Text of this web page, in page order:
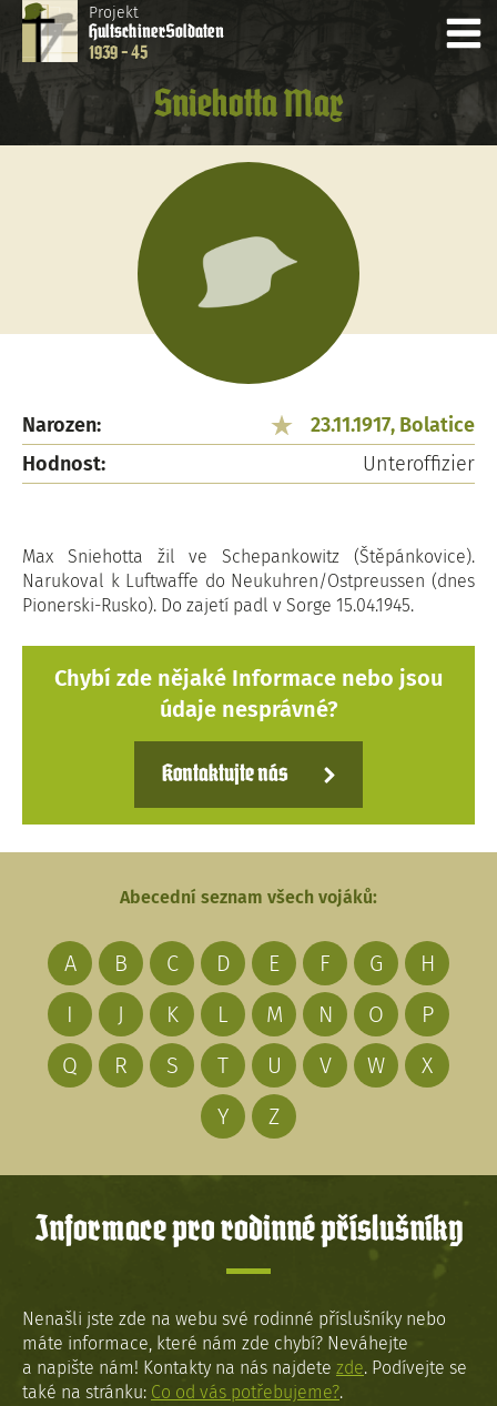
Projekt
HultschinerSoldaten
1939 - 45
Sniehotta Max
Narozen:
23.11.1917, Bolatice
Hodnost:
Unteroffizier
Max Sniehotta žil ve Schepankowitz (Štěpánkovice).
Narukoval k Luftwaffe do Neukuhren/Ostpreussen (dnes
Pionerski-Rusko). Do zajetí padl v Sorge 15.04.1945.
Chybí zde nějaké Informace nebo jsou
údaje nesprávné?
Kontaktujte nás
Abecední seznam všech vojáků:
A B C D E F G
H
I
J K L M N O
P
Q
R S T U V W
X
Y
Z
Informace pro rodinné příslušníky
Nenašli jste zde na webu své rodinné příslušníky nebo
máte informace, které nám zde chybí? Neváhejte
a napište nám! Kontakty na nás najdete zde. Podívejte se
také na stránku: Co od vás potřebujeme?.